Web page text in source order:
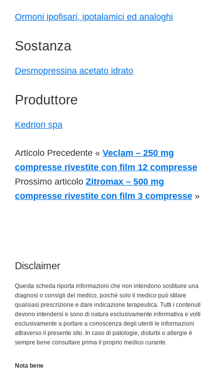
Ormoni ipofisari, ipotalamici ed analoghi
Sostanza
Desmopressina acetato idrato
Produttore
Kedrion spa
Articolo Precedente « Veclam – 250 mg
compresse rivestite con film 12 compresse
Prossimo articolo Zitromax – 500 mg
compresse rivestite con film 3 compresse »
Disclaimer
Questa scheda riporta informazioni che non intendono sostituire una
diagnosi o consigli del medico, poichè solo il medico può stilare
qualsiasi prescrizione e dare indicazione terapeutica. Tutti i contenuti
devono intendersi e sono di natura esclusivamente informativa e volti
esclusivamente a portare a conoscenza degli utenti le informazioni
attraverso il presente sito. In caso di patologie, disturbi o allergie è
sempre bene consultare prima il proprio medico curante.
Nota bene